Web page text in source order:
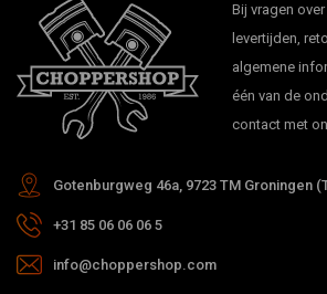
Bij vragen
levertijden,
algemene
één van de
contact met
Gotenburgweg 46a, 9723 TM Groningen
+31 85 06 06 06 5
info@choppershop.com